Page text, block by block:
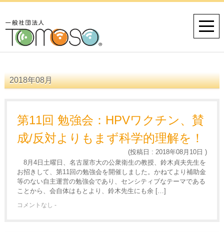
2018年08月
第11回 勉強会：HPVワクチン、賛
成/反対よりもまず科学的理解を！
(投稿日 : 2018年08月10日 )
8月4日土曜日、名古屋市大の公衆衛生の教授、鈴木貞夫先生を
お招きして、第11回の勉強会を開催しました。かねてより補助金
等のない自主運営の勉強会であり、センシティブなテーマである
ことから、会自体はもとより、鈴木先生にも余 […]
コメントなし -